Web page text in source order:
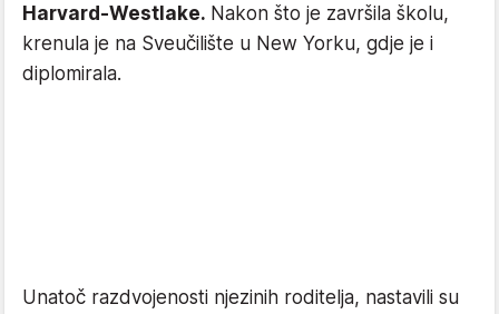
Harvard-Westlake. Nakon što je završila školu,
krenula je na Sveučilište u New Yorku, gdje je i
diplomirala.
Unatoč razdvojenosti njezinih roditelja, nastavili su